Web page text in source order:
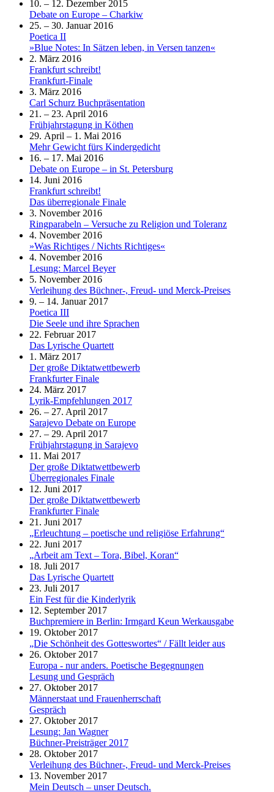
10. – 12. Dezember 2015
Debate on Europe – Charkiw
25. – 30. Januar 2016
Poetica II
»Blue Notes: In Sätzen leben, in Versen tanzen«
2. März 2016
Frankfurt schreibt!
Frankfurt-Finale
3. März 2016
Carl Schurz Buchpräsentation
21. – 23. April 2016
Frühjahrstagung in Köthen
29. April – 1. Mai 2016
Mehr Gewicht fürs Kindergedicht
16. – 17. Mai 2016
Debate on Europe – in St. Petersburg
14. Juni 2016
Frankfurt schreibt!
Das überregionale Finale
3. November 2016
Ringparabeln – Versuche zu Religion und Toleranz
4. November 2016
»Was Richtiges / Nichts Richtiges«
4. November 2016
Lesung: Marcel Beyer
5. November 2016
Verleihung des Büchner-, Freud- und Merck-Preises
9. – 14. Januar 2017
Poetica III
Die Seele und ihre Sprachen
22. Februar 2017
Das Lyrische Quartett
1. März 2017
Der große Diktatwettbewerb
Frankfurter Finale
24. März 2017
Lyrik-Empfehlungen 2017
26. – 27. April 2017
Sarajevo Debate on Europe
27. – 29. April 2017
Frühjahrstagung in Sarajevo
11. Mai 2017
Der große Diktatwettbewerb
Überregionales Finale
12. Juni 2017
Der große Diktatwettbewerb
Frankfurter Finale
21. Juni 2017
„Erleuchtung – poetische und religiöse Erfahrung“
22. Juni 2017
„Arbeit am Text – Tora, Bibel, Koran“
18. Juli 2017
Das Lyrische Quartett
23. Juli 2017
Ein Fest für die Kinderlyrik
12. September 2017
Buchpremiere in Berlin: Irmgard Keun Werkausgabe
19. Oktober 2017
„Die Schönheit des Gotteswortes“ / Fällt leider aus
26. Oktober 2017
Europa - nur anders. Poetische Begegnungen
Lesung und Gespräch
27. Oktober 2017
Männerstaat und Frauenherrschaft
Gespräch
27. Oktober 2017
Lesung: Jan Wagner
Büchner-Preisträger 2017
28. Oktober 2017
Verleihung des Büchner-, Freud- und Merck-Preises
13. November 2017
Mein Deutsch – unser Deutsch.